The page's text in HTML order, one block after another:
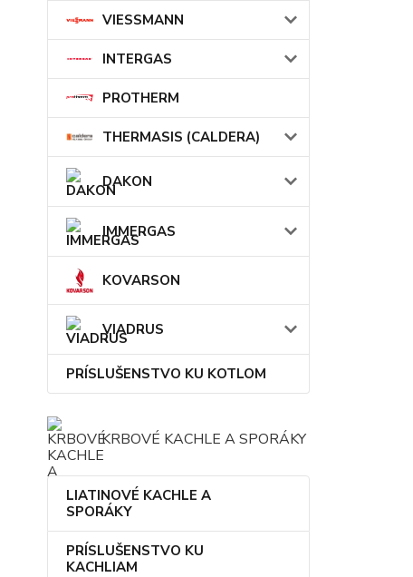
VIESSMANN
INTERGAS
PROTHERM
THERMASIS (CALDERA)
DAKON
IMMERGAS
KOVARSON
VIADRUS
PRÍSLUŠENSTVO KU KOTLOM
KRBOVÉ KACHLE A SPORÁKY
LIATINOVÉ KACHLE A
SPORÁKY
PRÍSLUŠENSTVO KU
KACHLIAM